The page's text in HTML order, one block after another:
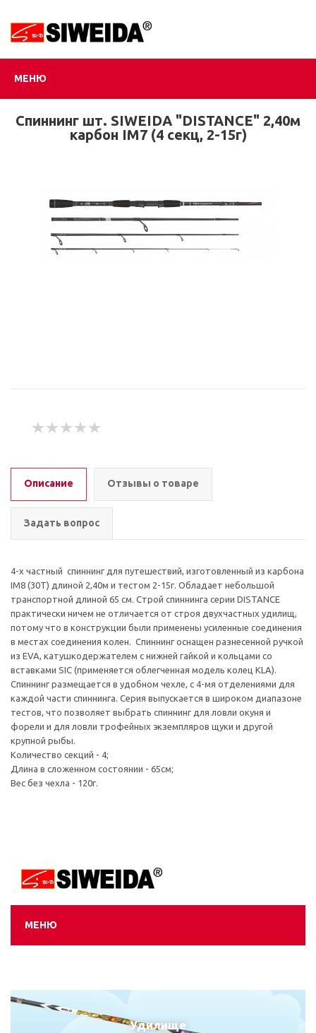
МЕНЮ
Спиннинг шт. SIWEIDA "DISTANCE" 2,40м
карбон IM7 (4 секц, 2-15г)
Описание Отзывы о товаре
Задать вопрос
4-х частный спиннинг для путешествий, изготовленный из карбона
IM8 (30T) длиной 2,40м и тестом 2-15г. Обладает небольшой
транспортной длиной 65 см. Строй спиннинга серии DISTANCE
практически ничем не отличается от строя двухчастных удилищ,
потому что в конструкции были применены усиленные соединения
в местах соединения колен. Спиннинг оснащен разнесенной ручкой
из EVA, катушкодержателем с нижней гайкой и кольцами со
вставками SIC (применяется облегченная модель колец KLA).
Спиннинг размещается в удобном чехле, с 4-мя отделениями для
каждой части спиннинга. Серия выпускается в широком диапазоне
тестов, что позволяет выбрать спиннинг для ловли окуня и
форели и для ловли трофейных экземпляров щуки и другой
крупной рыбы.
Количество секций - 4;
Длина в сложенном состоянии - 65см;
Вес без чехла - 120г.
МЕНЮ
Удилище